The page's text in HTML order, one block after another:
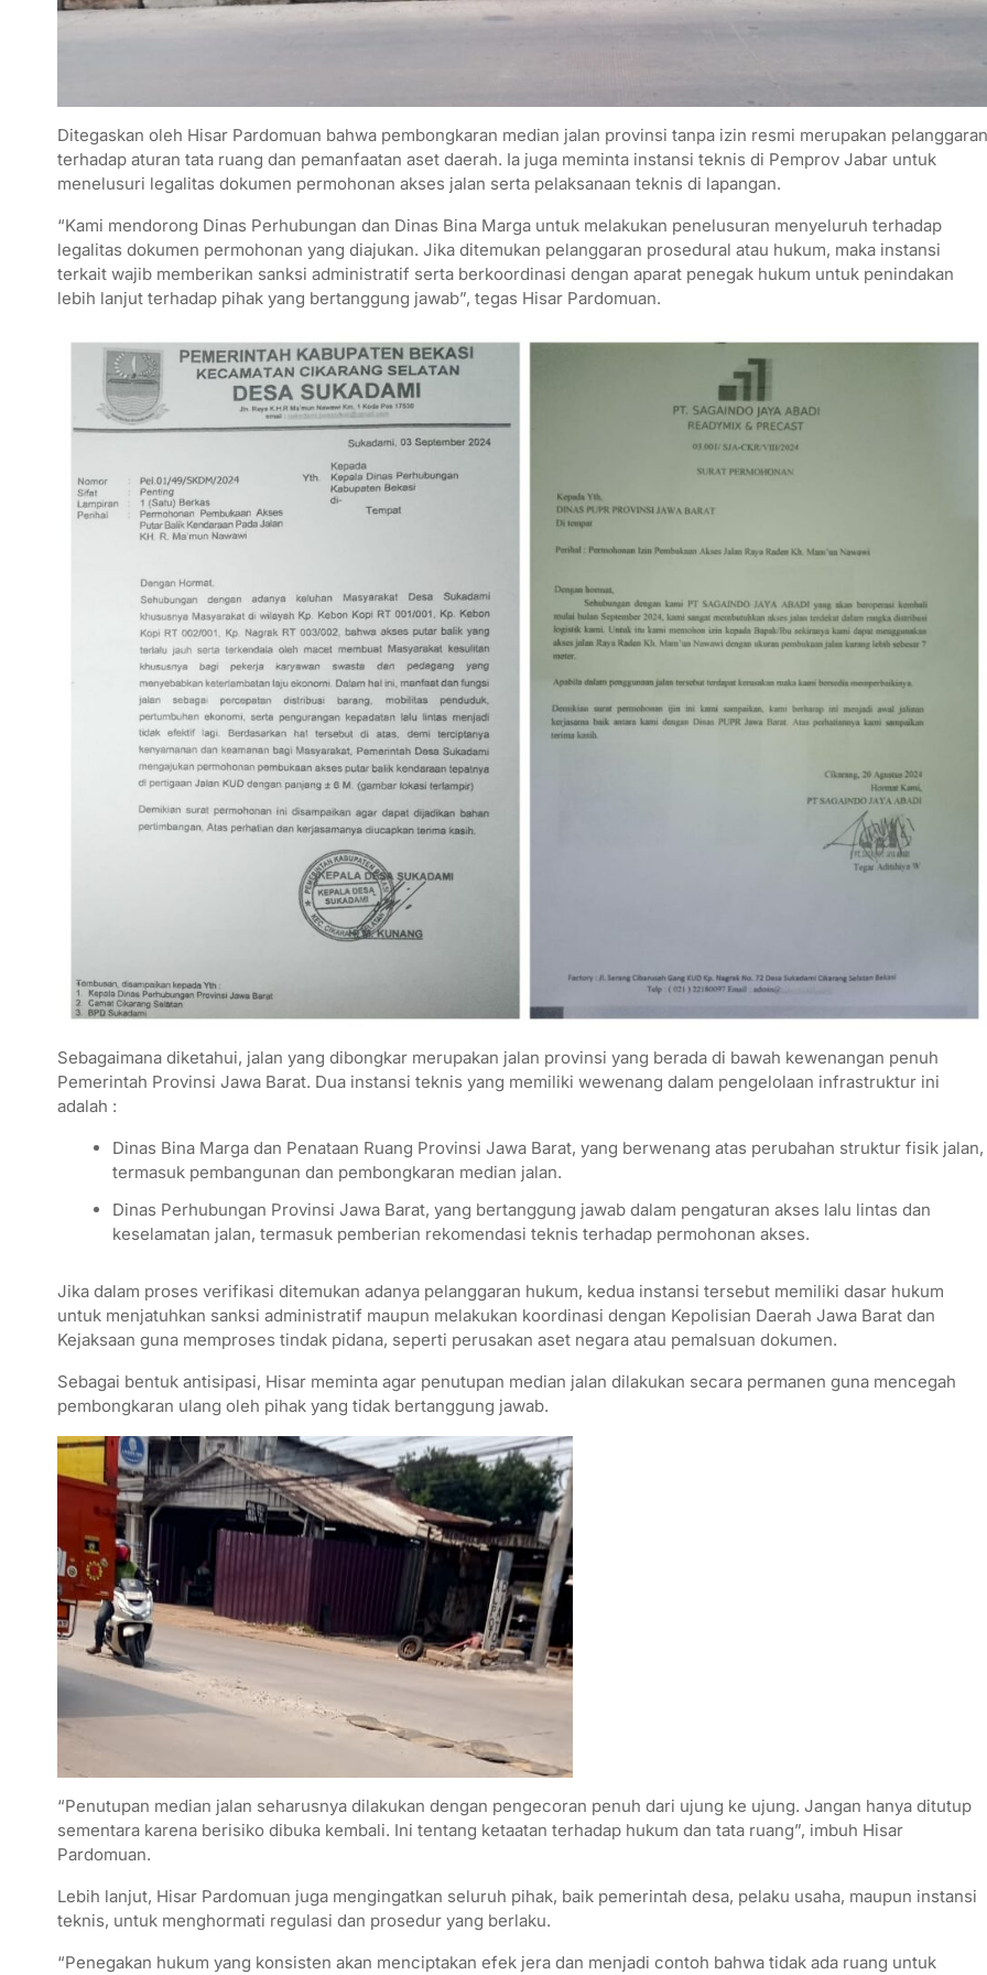
Ditegaskan oleh Hisar Pardomuan bahwa pembongkaran median jalan provinsi tanpa izin resmi merupakan pelanggaran
terhadap aturan tata ruang dan pemanfaatan aset daerah. Ia juga meminta instansi teknis di Pemprov Jabar untuk
menelusuri legalitas dokumen permohonan akses jalan serta pelaksanaan teknis di lapangan.
“Kami mendorong Dinas Perhubungan dan Dinas Bina Marga untuk melakukan penelusuran menyeluruh terhadap
legalitas dokumen permohonan yang diajukan. Jika ditemukan pelanggaran prosedural atau hukum, maka instansi
terkait wajib memberikan sanksi administratif serta berkoordinasi dengan aparat penegak hukum untuk penindakan
lebih lanjut terhadap pihak yang bertanggung jawab”, tegas Hisar Pardomuan.
Sebagaimana diketahui, jalan yang dibongkar merupakan jalan provinsi yang berada di bawah kewenangan penuh
Pemerintah Provinsi Jawa Barat. Dua instansi teknis yang memiliki wewenang dalam pengelolaan infrastruktur ini
adalah :
Dinas Bina Marga dan Penataan Ruang Provinsi Jawa Barat, yang berwenang atas perubahan struktur fisik jalan,
termasuk pembangunan dan pembongkaran median jalan.
Dinas Perhubungan Provinsi Jawa Barat, yang bertanggung jawab dalam pengaturan akses lalu lintas dan
keselamatan jalan, termasuk pemberian rekomendasi teknis terhadap permohonan akses.
Jika dalam proses verifikasi ditemukan adanya pelanggaran hukum, kedua instansi tersebut memiliki dasar hukum
untuk menjatuhkan sanksi administratif maupun melakukan koordinasi dengan Kepolisian Daerah Jawa Barat dan
Kejaksaan guna memproses tindak pidana, seperti perusakan aset negara atau pemalsuan dokumen.
Sebagai bentuk antisipasi, Hisar meminta agar penutupan median jalan dilakukan secara permanen guna mencegah
pembongkaran ulang oleh pihak yang tidak bertanggung jawab.
“Penutupan median jalan seharusnya dilakukan dengan pengecoran penuh dari ujung ke ujung. Jangan hanya ditutup
sementara karena berisiko dibuka kembali. Ini tentang ketaatan terhadap hukum dan tata ruang”, imbuh Hisar
Pardomuan.
Lebih lanjut, Hisar Pardomuan juga mengingatkan seluruh pihak, baik pemerintah desa, pelaku usaha, maupun instansi
teknis, untuk menghormati regulasi dan prosedur yang berlaku.
“Penegakan hukum yang konsisten akan menciptakan efek jera dan menjadi contoh bahwa tidak ada ruang untuk